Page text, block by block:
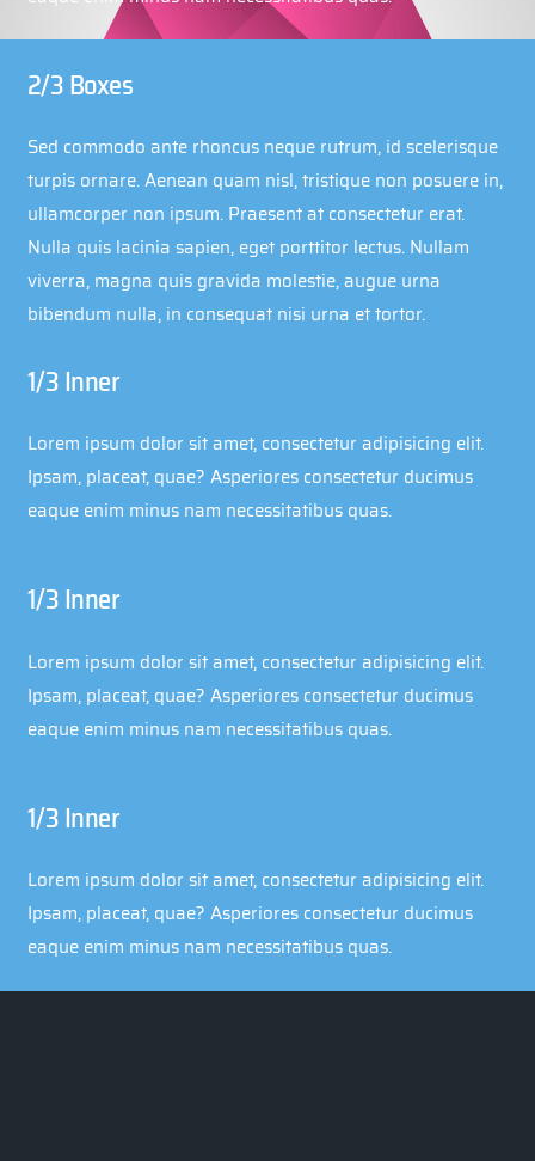
2/3 Boxes
Sed commodo ante rhoncus neque rutrum, id scelerisque
turpis ornare. Aenean quam nisl, tristique non posuere in,
ullamcorper non ipsum. Praesent at consectetur erat.
Nulla quis lacinia sapien, eget porttitor lectus. Nullam
viverra, magna quis gravida molestie, augue urna
bibendum nulla, in consequat nisi urna et tortor.
1/3 Inner
Lorem ipsum dolor sit amet, consectetur adipisicing elit.
Ipsam, placeat, quae? Asperiores consectetur ducimus
eaque enim minus nam necessitatibus quas.
1/3 Inner
Lorem ipsum dolor sit amet, consectetur adipisicing elit.
Ipsam, placeat, quae? Asperiores consectetur ducimus
eaque enim minus nam necessitatibus quas.
1/3 Inner
Lorem ipsum dolor sit amet, consectetur adipisicing elit.
Ipsam, placeat, quae? Asperiores consectetur ducimus
eaque enim minus nam necessitatibus quas.